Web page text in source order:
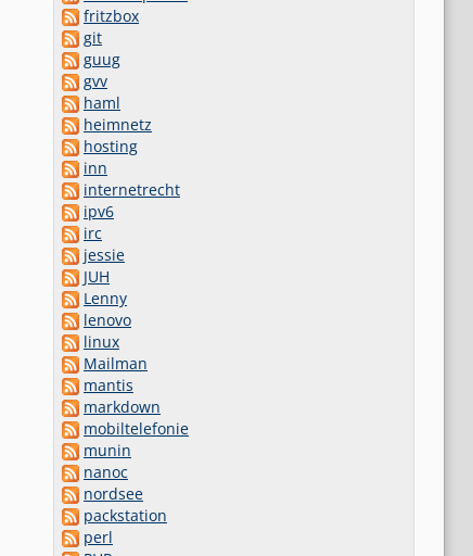
fritzbox
git
guug
gvv
haml
heimnetz
hosting
inn
internetrecht
ipv6
irc
jessie
JUH
Lenny
lenovo
linux
Mailman
mantis
markdown
mobiltelefonie
munin
nanoc
nordsee
packstation
perl